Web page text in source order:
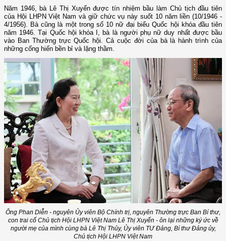
Năm 1946, bà Lê Thị Xuyến được tín nhiệm bầu làm Chủ tịch đầu tiên
của Hội LHPN Việt Nam và giữ chức vụ này suốt 10 năm liền (10/1946 -
4/1956). Bà cũng là một trong số 10 nữ đại biểu Quốc hội khóa đầu tiên
năm 1946. Tại Quốc hội khóa I, bà là người phụ nữ duy nhất được bầu
vào Ban Thường trực Quốc hội. Cả cuộc đời của bà là hành trình của
những cống hiến bền bỉ và lặng thầm.
Ông Phan Diễn - nguyên Ủy viên Bộ Chính trị, nguyên Thường trực Ban Bí thư,
con trai cố Chủ tịch Hội LHPN Việt Nam Lê Thị Xuyến - ôn lại những ký ức về
người mẹ của mình cùng bà Lê Thị Thủy, Ủy viên TƯ Đảng, Bí thư Đảng ủy,
Chủ tịch Hội LHPN Việt Nam